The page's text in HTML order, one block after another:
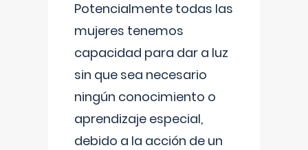
Potencialmente todas las
mujeres tenemos
capacidad para dar a luz
sin que sea necesario
ningún conocimiento o
aprendizaje especial,
debido a la acción de un